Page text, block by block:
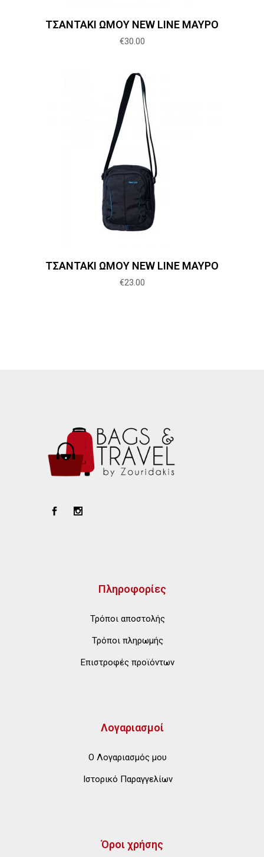
ΤΣΑΝΤΑΚΙ ΩΜΟΥ NEW LINE ΜΑΥΡΟ
€30.00
Προσθήκη στο καλάθι
ΤΣΑΝΤΑΚΙ ΩΜΟΥ NEW LINE ΜΑΥΡΟ
€23.00
Πληροφορίες
Τρόποι αποστολής
Τρόποι πληρωμής
Επιστροφές προϊόντων
Λογαριασμοί
Ο Λογαριασμός μου
Ιστορικό Παραγγελίων
Όροι χρήσης